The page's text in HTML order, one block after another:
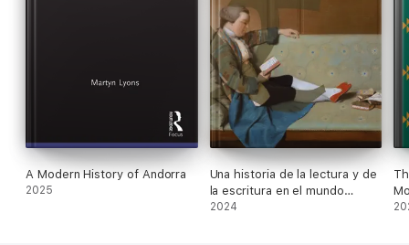
A Modern History of Andorra
2025
Una historia de la lectura y de
la escritura en el mundo
occidental
2024